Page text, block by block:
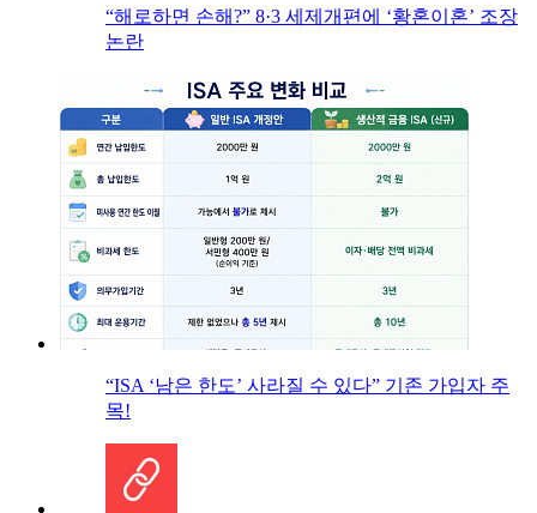
“해로하면 손해?” 8·3 세제개편에 ‘황혼이혼’ 조장
논란
“ISA ‘남은 한도’ 사라질 수 있다” 기존 가입자 주
목!